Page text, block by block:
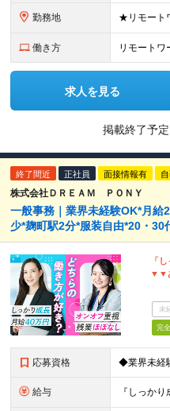
勤務地
働き方 リモートワ
求人を見る
掲載終了予定
終了間近 正社員 面接情報有
株式会社ＤＲＥＡＭ ＰＯＮＹ
一般事務｜業界未経験OK*月給
少*麹町駅2分*服装自由*20・30
「
▼▼
未
完
応募資格
給与